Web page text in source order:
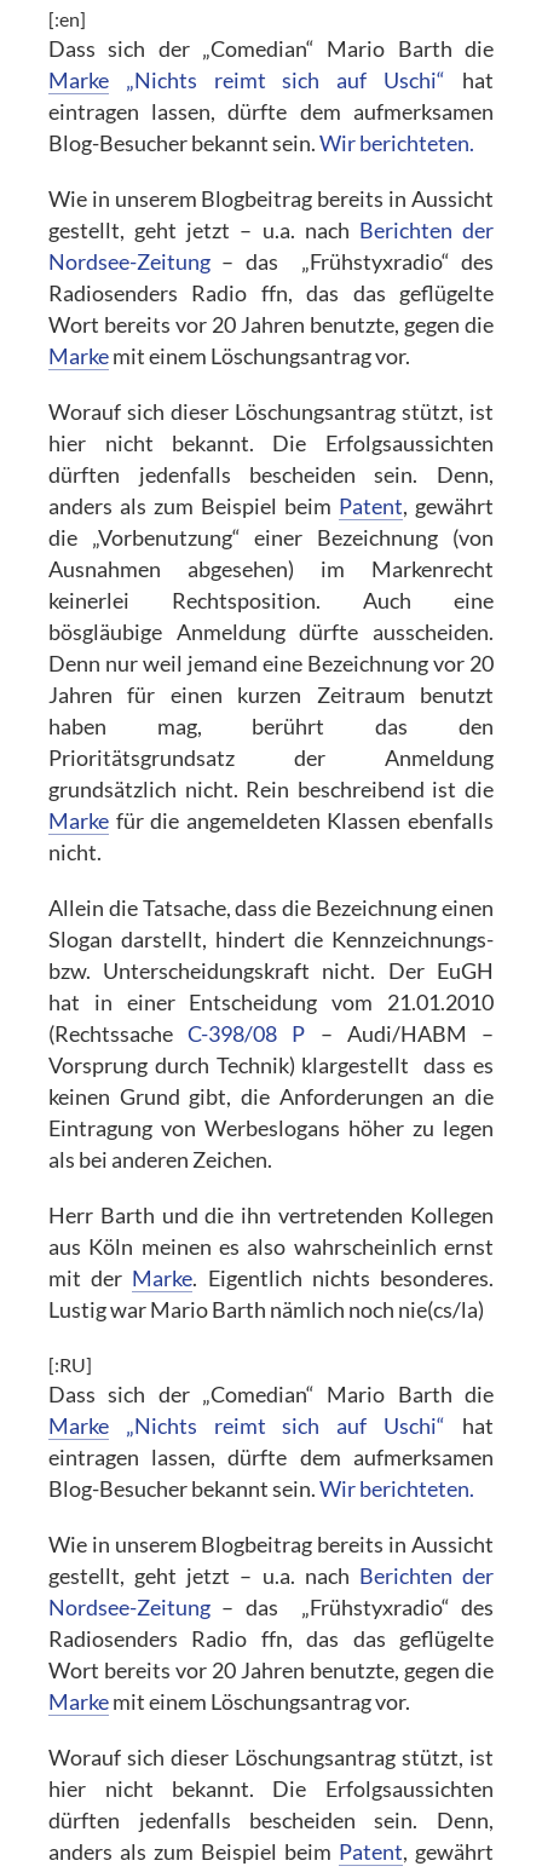
[:en]
Dass sich der „Comedian“ Mario Barth die
Marke
„Nichts reimt sich auf Uschi“ hat
eintragen lassen, dürfte dem aufmerksamen
Blog-Besucher bekannt sein.Wir berichteten.
Wie in unserem Blogbeitrag bereits in Aussicht
gestellt, geht jetzt – u.a. nach Berichten der
Nordsee-Zeitung – das „Frühstyxradio“ des
Radiosenders Radio ffn, das das geflügelte
Wort bereits vor 20 Jahren benutzte, gegen die
Markemit einem Löschungsantrag vor.
Worauf sich dieser Löschungsantrag stützt, ist
hier nicht bekannt. Die Erfolgsaussichten
dürften jedenfalls bescheiden sein. Denn,
anders als zum Beispiel beim Patent, gewährt
die „Vorbenutzung“ einer Bezeichnung (von
Ausnahmen abgesehen) im Markenrecht
keinerlei Rechtsposition. Auch eine
bösgläubige Anmeldung dürfte ausscheiden.
Denn nur weil jemand eine Bezeichnung vor 20
Jahren für einen kurzen Zeitraum benutzt
haben mag, berührt das den
Prioritätsgrundsatz der Anmeldung
grundsätzlich nicht. Rein beschreibend ist die
Marke für die angemeldeten Klassen ebenfalls
nicht.
Allein die Tatsache, dass die Bezeichnung einen
Slogan darstellt, hindert die Kennzeichnungs-
bzw. Unterscheidungskraft nicht. Der EuGH
hat in einer Entscheidung vom 21.01.2010
(RechtssacheC-398/08 P – Audi/HABM –
Vorsprung durch Technik) klargestellt dass es
keinen Grund gibt, die Anforderungen an die
Eintragung von Werbeslogans höher zu legen
als bei anderen Zeichen.
Herr Barth und die ihn vertretenden Kollegen
aus Köln meinen es also wahrscheinlich ernst
mit der Marke. Eigentlich nichts besonderes.
Lustig war Mario Barth nämlich noch nie(cs/la)
[:RU]
Dass sich der „Comedian“ Mario Barth die
Marke
„Nichts reimt sich auf Uschi“ hat
eintragen lassen, dürfte dem aufmerksamen
Blog-Besucher bekannt sein.Wir berichteten.
Wie in unserem Blogbeitrag bereits in Aussicht
gestellt, geht jetzt – u.a. nach Berichten der
Nordsee-Zeitung – das „Frühstyxradio“ des
Radiosenders Radio ffn, das das geflügelte
Wort bereits vor 20 Jahren benutzte, gegen die
Markemit einem Löschungsantrag vor.
Worauf sich dieser Löschungsantrag stützt, ist
hier nicht bekannt. Die Erfolgsaussichten
dürften jedenfalls bescheiden sein. Denn,
anders als zum Beispiel beim Patent, gewährt